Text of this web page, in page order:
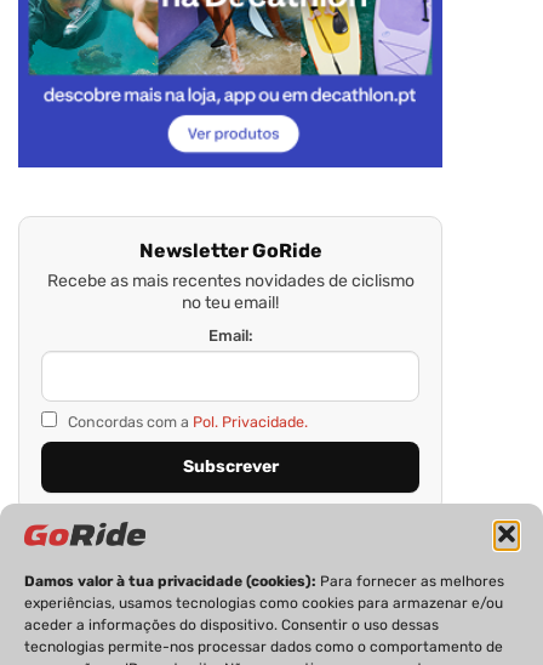
Damos valor à tua privacidade (cookies): Para fornecer as melhores
experiências, usamos tecnologias como cookies para armazenar e/ou
aceder a informações do dispositivo. Consentir o uso dessas
tecnologias permite-nos processar dados como o comportamento de
Newsletter GoRide
Recebe as mais recentes novidades de ciclismo
no teu email!
Email:
Concordas com a Pol. Privacidade.